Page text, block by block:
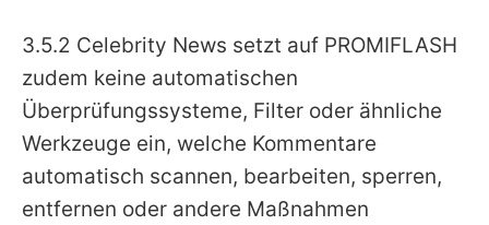
3.5.2 Celebrity News setzt auf PROMIFLASH
zudem keine automatischen
Überprüfungssysteme, Filter oder ähnliche
Werkzeuge ein, welche Kommentare
automatisch scannen, bearbeiten, sperren,
entfernen oder andere Maßnahmen